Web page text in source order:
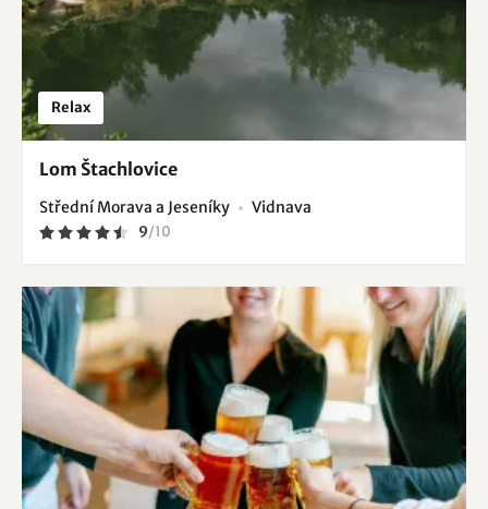
Relax
Lom Štachlovice
Střední Morava a Jeseníky Vidnava
9/10